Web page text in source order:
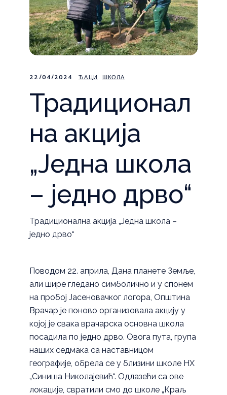
22/04/2024 ЂАЦИ ШКОЛА
Традиционал
на акција
„Једна школа
– једно дрво“
Традиционална акција „Једна школа –
једно дрво“
Поводом 22. априла, Дана планете Земље,
али шире гледано симболично и у спонем
на пробој Јасеновачког логора, Општина
Врачар је поново организовала акцију у
којој је свака врачарска основна школа
посадила по једно дрво. Овога пута, група
наших седмака са наставницом
географије, обрела се у близини школе НХ
„Синиша Николајевић“. Одлазећи са ове
локације, свратили смо до школе „Краљ